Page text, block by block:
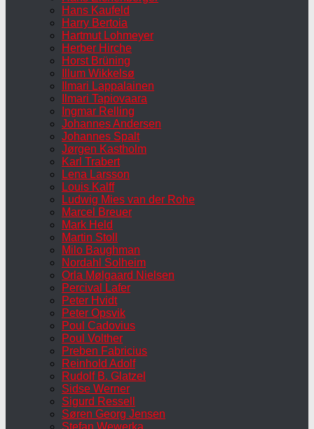
Hans Kaufeld
Harry Bertoia
Hartmut Lohmeyer
Herber Hirche
Horst Brüning
Illum Wikkelsø
Ilmari Lappalainen
Ilmari Tapiovaara
Ingmar Relling
Johannes Andersen
Johannes Spalt
Jørgen Kastholm
Karl Trabert
Lena Larsson
Louis Kalff
Ludwig Mies van der Rohe
Marcel Breuer
Mark Held
Martin Stoll
Milo Baughman
Nordahl Solheim
Orla Mølgaard Nielsen
Percival Lafer
Peter Hvidt
Peter Opsvik
Poul Cadovius
Poul Volther
Preben Fabricius
Reinhold Adolf
Rudolf B. Glatzel
Sidse Werner
Sigurd Ressell
Søren Georg Jensen
Stefan Wewerka